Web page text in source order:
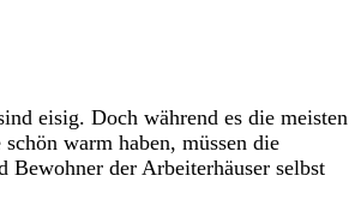
eisig. Doch während es die meisten
warm haben, müssen die
Bewohner der Arbeiterhäuser selbst